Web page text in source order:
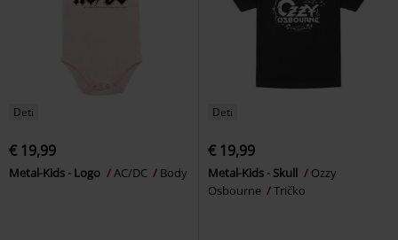
Deti
€ 19,99
Metal-Kids - Logo AC/DC Body
Deti
€ 19,99
Metal-Kids - Skull
Ozzy
Osbourne
Tričko